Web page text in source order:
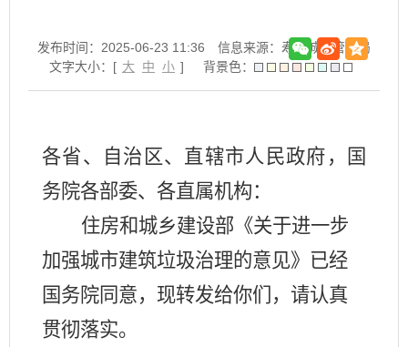
发布时间：2025-06-23 11:36
信息来源：寿县城市管理局
文字大小：[ 大 中 小 ] 背景色：
各省、自治区、直辖市人民政府，国
务院各部委、各直属机构：
住房和城乡建设部《关于进一步
加强城市建筑垃圾治理的意见》已经
国务院同意，现转发给你们，请认真
贯彻落实。